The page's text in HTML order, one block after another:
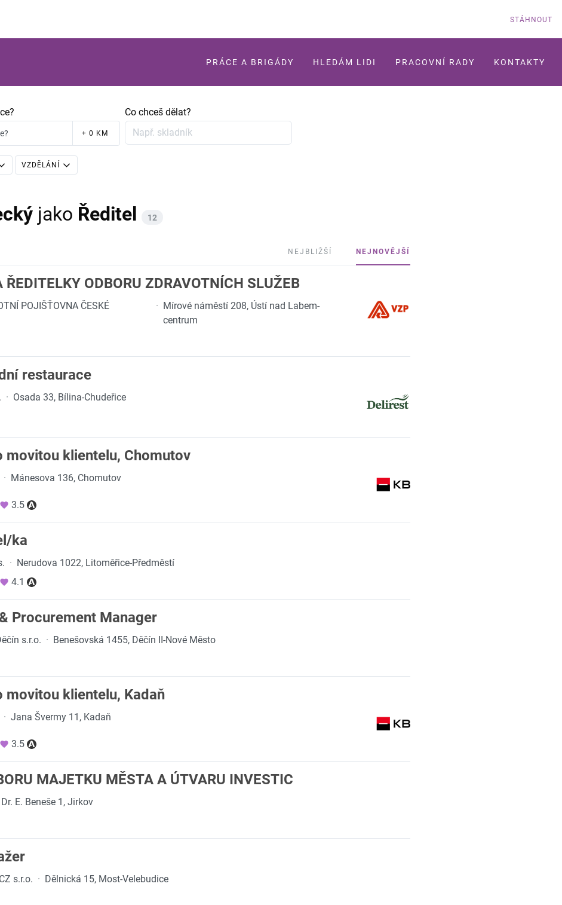
STÁHNOUT
PRÁCE A BRIGÁDY HLEDÁM LIDI PRACOVNÍ RADY KONTAKTY
+ 0 KM
Co chceš dělat?
VZDĚLÁNÍ
jako Ředitel 12
NEJBLIŽŠÍ NEJNOVĚJŠÍ
ODBORU ZDRAVOTNÍCH SLUŽEB
POJIŠŤOVNA ČESKÉ
· Mírové náměstí 208, Ústí nad Labem-
centrum
restaurace
· Osada 33, Bílina-Chudeřice
movitou klientelu, Chomutov
· Mánesova 136, Chomutov
3.5
ka
· Nerudova 1022, Litoměřice-Předměstí
4.1
Procurement Manager
s.r.o. · Benešovská 1455, Děčín II-Nové Město
movitou klientelu, Kadaň
· Jana Švermy 11, Kadaň
3.5
MAJETKU MĚSTA A ÚTVARU INVESTIC
E. Beneše 1, Jirkov
s.r.o. · Dělnická 15, Most-Velebudice